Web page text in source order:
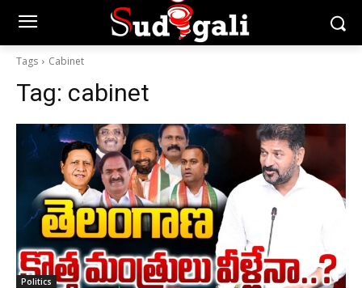
Tags Cabinet
Tag: cabinet
Politics